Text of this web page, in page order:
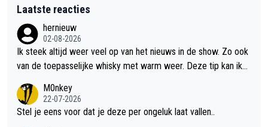
Laatste reacties
hernieuw
02-08-2026
Ik steek altijd weer veel op van het nieuws in de show. Zo ook
van de toepasselijke whisky met warm weer. Deze tip kan ik
M0nkey
22-07-2026
Stel je eens voor dat je deze per ongeluk laat vallen..